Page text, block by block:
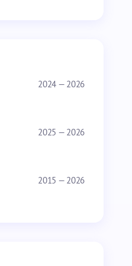
2024 — 2026
2025 — 2026
2015 — 2026